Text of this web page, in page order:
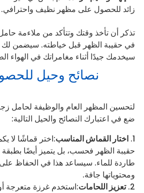
زائد للحصول على مظهر نظيف واحترافي.
تذكر أن تأخذ وقتك وتتأكد من ملاءمة
في حقيبة الظهر قبل خياطته. سيضمن لك
سيخدمك جيدًا أثناء مغامراتك في الهواء
نصائح وحيل
لتحسين المظهر العام والوظيفة لحامل
ضع في اعتبارك النصائح والحيل التالية:
اختار القماش المناسب:اختر قماشًا لا
حقيبة الظهر فحسب، بل يتميز أيضًا بطبقة
طاردة للماء. سيساعد هذا في الحفاظ على
ومحتوياتها جافة.
تعزيز اللحامات:استخدم غرزة متعرجة